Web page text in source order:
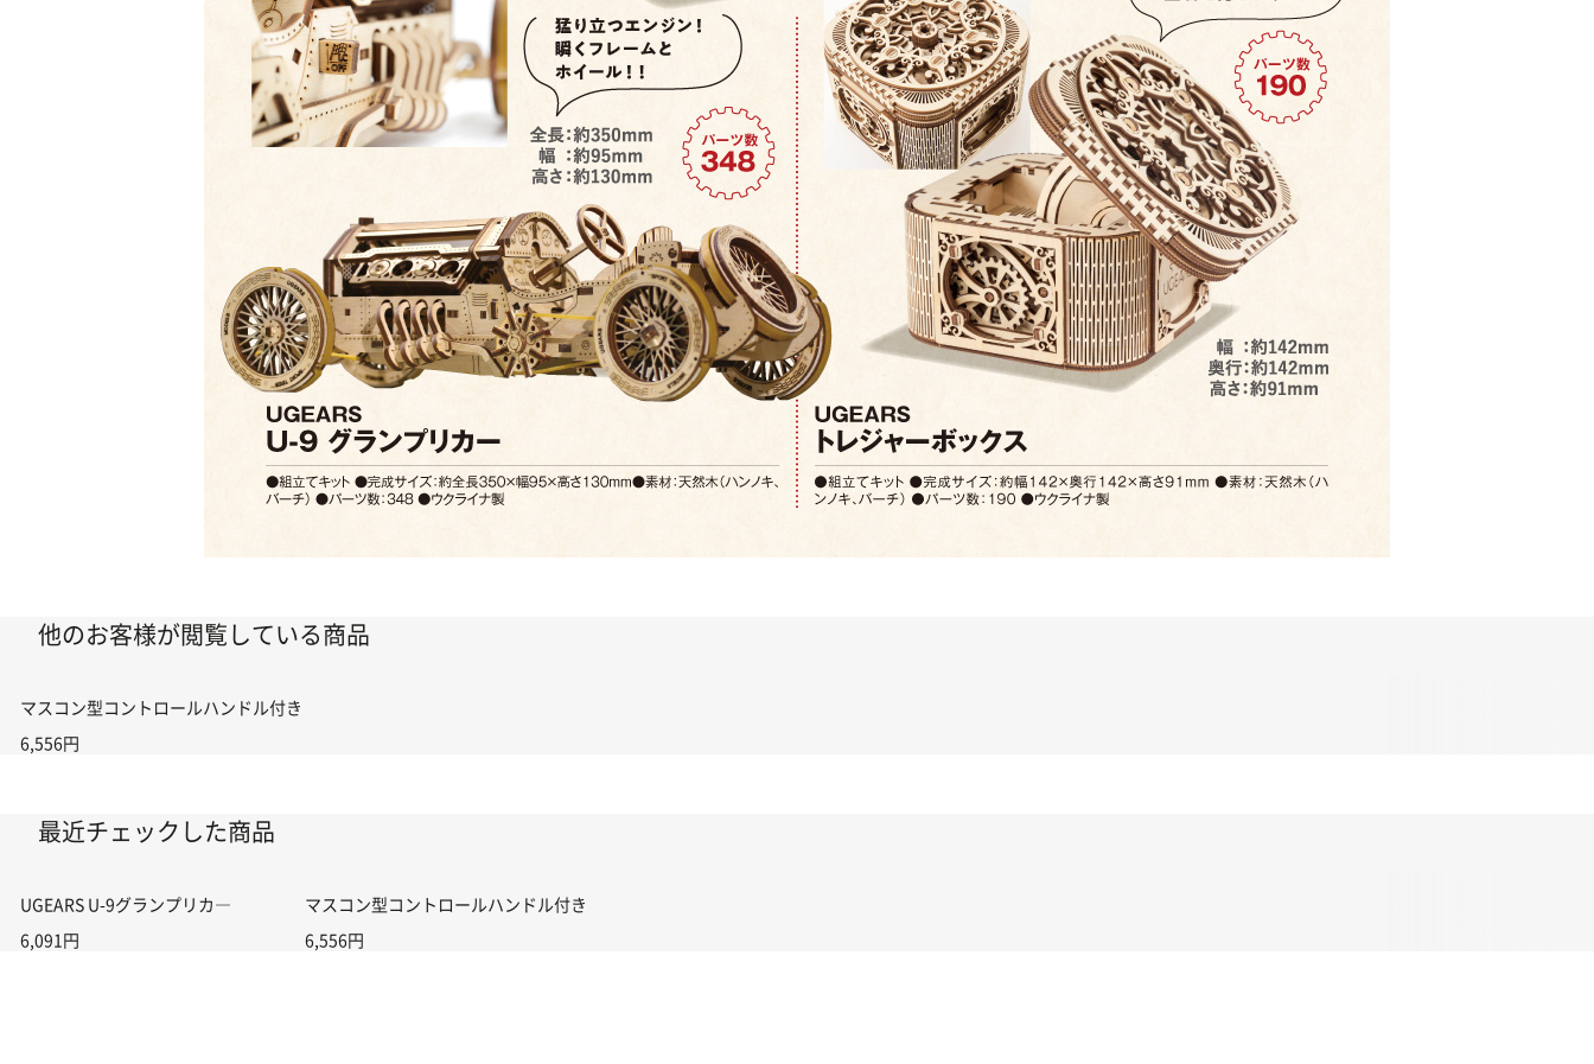
他のお客様が閲覧している商品
マスコン型コントロールハンドル付き コントローラー＆ポイント切り替えスイッチRC-02/C002 /A062
6,556円
最近チェックした商品
UGEARS U-9グランプリカ―
6,091円
マスコン型コントロールハンドル付き コントローラー＆ポイント切り替えスイッチRC-02/C002 /A062
6,556円